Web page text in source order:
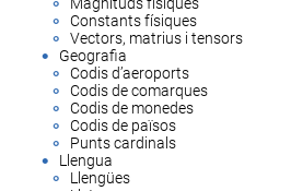
Magnituds físiques
Constants físiques
Vectors, matrius i tensors
Geografia
Codis d’aeroports
Codis de comarques
Codis de monedes
Codis de països
Punts cardinals
Llengua
Llengües